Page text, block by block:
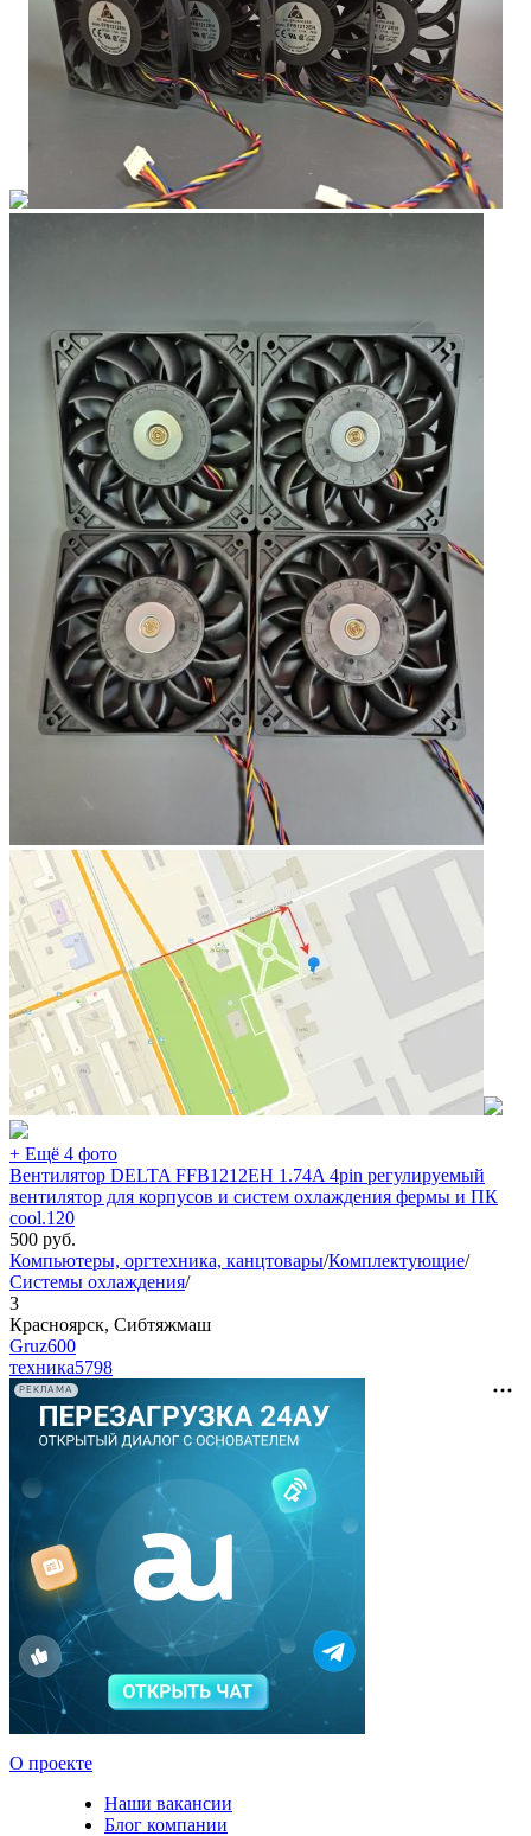
+ Ещё 4 фото
Вентилятор DELTA FFB1212EH 1.74A 4pin регулируемый
вентилятор для корпусов и систем охлаждения фермы и ПК
cool.120
500 руб.
Компьютеры, оргтехника, канцтовары/Комплектующие/
Системы охлаждения/
3
Красноярск, Сибтяжмаш
Gruz600
техника5798
РЕКЛАМА
О проекте
Наши вакансии
Блог компании